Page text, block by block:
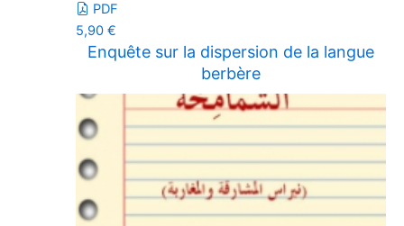
PDF
5,90 €
Enquête sur la dispersion de la langue
berbère